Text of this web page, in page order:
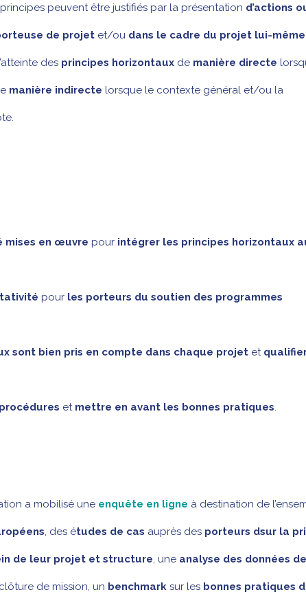
peuvent être justifiés par la présentation d’actions
de projet et/ou dans le cadre du projet lui-
des principes horizontaux de manière directe
manière indirecte lorsque le contexte général et/ou la
mises en œuvre pour intégrer les principes horizontaux
pour les porteurs du soutien des programmes
sont bien pris en compte dans chaque projet et
procédures et mettre en avant les bonnes pratiques.
a mobilisé une enquête en ligne à destination de
, des études de cas auprès des porteurs dsur la
de leur projet et structure, une analyse des données de
de mission, un benchmark sur les bonnes pratiques